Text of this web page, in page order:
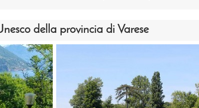
della provincia di Varese